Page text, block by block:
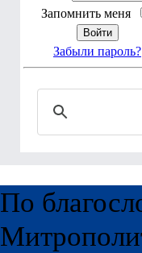
Запомнить меня
Забыли пароль?
По